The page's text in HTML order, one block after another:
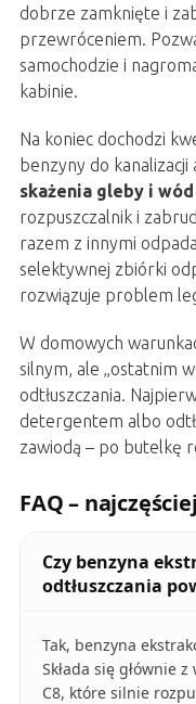
dobrze zamknięte i
przewróceniem.
samochodzie i
kabinie.
Na koniec dochodzi
benzyny do
skażenia gleby i
rozpuszczalnik i
razem z innymi
selektywnej zbiórki
rozwiązuje problem
W domowych
silnym, ale „ostatnim
odtłuszczania.
detergentem albo
zawiodą – po butelkę
FAQ –
Czy benzyna
odtłuszczania
Tak, benzyna
Składa się głównie
C8, które silnie